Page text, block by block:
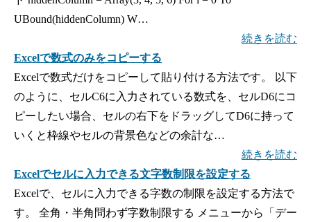
UBound(hiddenColumn) W…
続きを読む
Excelで数式のみをコピーする
Excelで数式だけをコピーして貼り付ける方法です。 以下
のように、セルC6に入力されている数式を、セルD6にコ
ピーしたい場合、セルの右下をドラッグしてD6に持って
いくと枠線やセルの背景色などの余計な…
続きを読む
Excelでセルに入力できる文字数制限を設定する
Excelで、セルに入力できる字数の制限を設定する方法で
す。 全角・半角問わず字数制限する メニューから「デー